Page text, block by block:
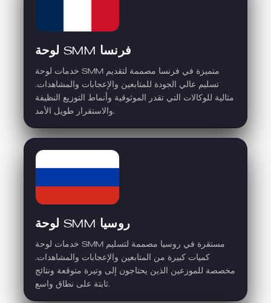
لوحة SMM فرنسا
خدمات لوحة SMM متميزة في فرنسا مصممة لتقديم
تسليم عالي الجودة للمتابعين والإعجابات والمشاهدات.
مثالية للوكالات التي تقدر الموثوقية وأنماط التوزيع النظيفة
والاستقرار طويل الأمد.
لوحة SMM روسيا
خدمات لوحة SMM مستقرة في روسيا مصممة لتسليم
كميات كبيرة من المتابعين والإعجابات والمشاهدات.
مخصصة للموزعين الذين يحتاجون إلى وتيرة متوقعة ونتائج
ثابتة على نطاق واسع.